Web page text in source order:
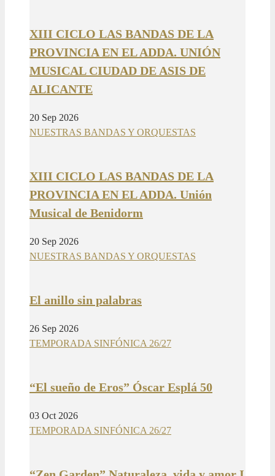
XIII CICLO LAS BANDAS DE LA
PROVINCIA EN EL ADDA. UNIÓN
MUSICAL CIUDAD DE ASIS DE
ALICANTE
20 Sep 2026
NUESTRAS BANDAS Y ORQUESTAS
XIII CICLO LAS BANDAS DE LA
PROVINCIA EN EL ADDA. Unión
Musical de Benidorm
20 Sep 2026
NUESTRAS BANDAS Y ORQUESTAS
El anillo sin palabras
26 Sep 2026
TEMPORADA SINFÓNICA 26/27
“El sueño de Eros” Óscar Esplá 50
03 Oct 2026
TEMPORADA SINFÓNICA 26/27